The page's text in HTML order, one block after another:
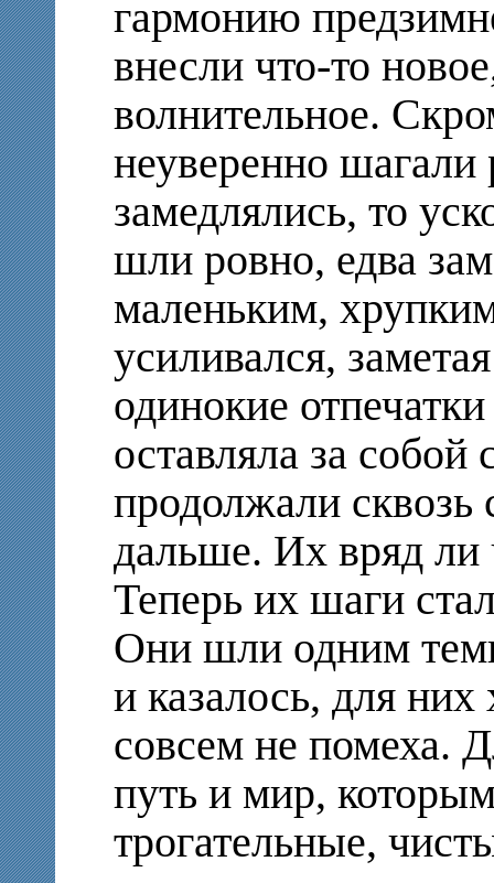
гармонию
внесли что-то
волнительное.
неуверенно шагали
замедлялись, то
шли ровно, едва
маленьким,
усиливался,
одинокие
оставляла за
продолжали сквозь
дальше. Их вряд ли
Теперь их шаги
Они шли одним
и казалось, для них
совсем не помеха.
путь и мир,
трогательные,